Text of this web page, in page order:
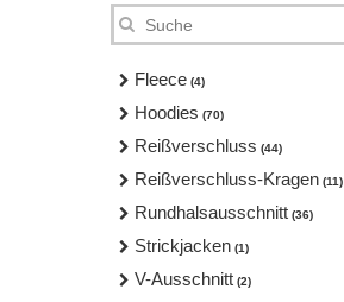
Fleece (4)
Hoodies (70)
Reißverschluss (44)
Reißverschluss-Kragen (11)
Rundhalsausschnitt (36)
Strickjacken (1)
V-Ausschnitt (2)